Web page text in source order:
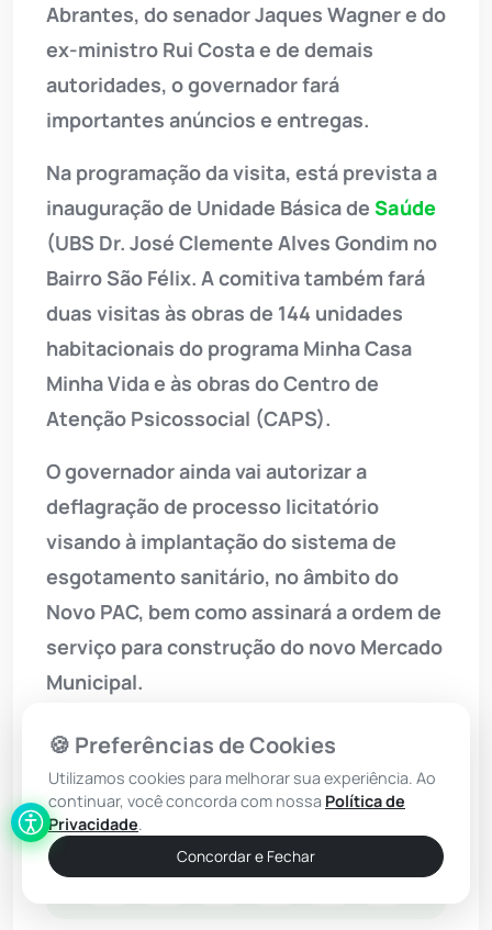
Abrantes, do senador Jaques Wagner e do
ex-ministro Rui Costa e de demais
autoridades, o governador fará
importantes anúncios e entregas.
Na programação da visita, está prevista a
inauguração de Unidade Básica de Saúde
(UBS Dr. José Clemente Alves Gondim no
Bairro São Félix. A comitiva também fará
duas visitas às obras de 144 unidades
habitacionais do programa Minha Casa
Minha Vida e às obras do Centro de
Atenção Psicossocial (CAPS).
O governador ainda vai autorizar a
deflagração de processo licitatório
visando à implantação do sistema de
esgotamento sanitário, no âmbito do
Novo PAC, bem como assinará a ordem de
serviço para construção do novo Mercado
Municipal.
A agenda oficial promete uma grande
mobilização na cidade.
🍪 Preferências de Cookies
Utilizamos cookies para melhorar sua experiência. Ao
continuar, você concorda com nossa Política de
Privacidade.
Concordar e Fechar